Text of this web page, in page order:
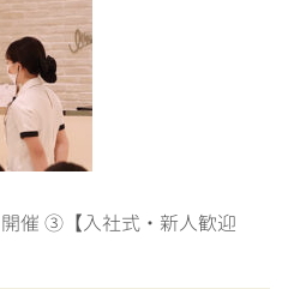
催 ③【入社式・新人歓迎